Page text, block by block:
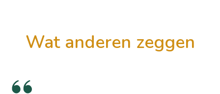
wat anderen zeggen